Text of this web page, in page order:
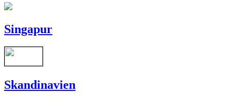
Singapur
Skandinavien